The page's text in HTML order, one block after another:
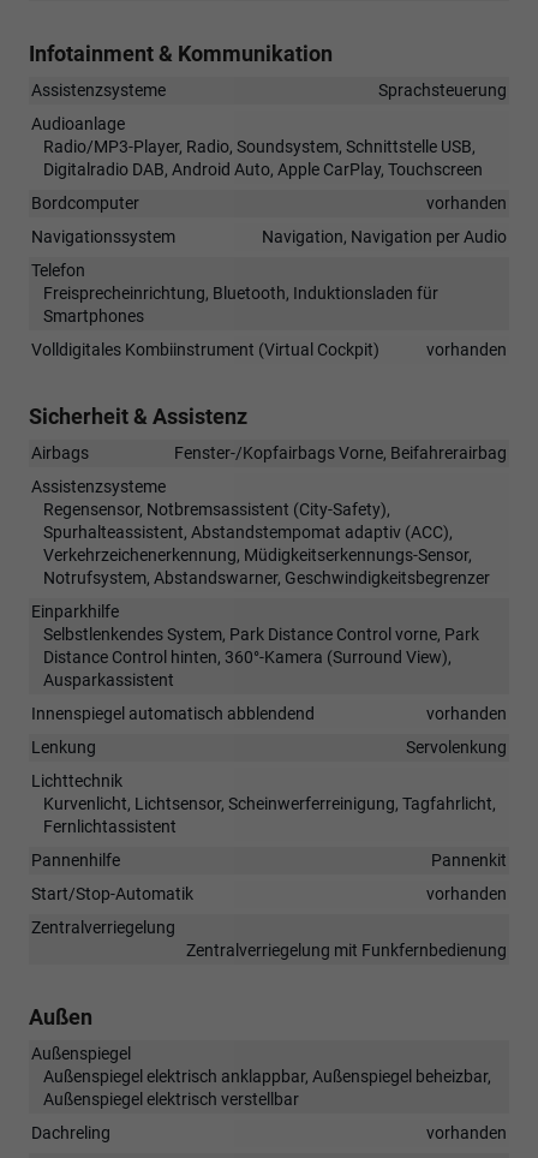
Infotainment & Kommunikation
Assistenzsysteme
Sprachsteuerung
Audioanlage
Radio/MP3-Player, Radio, Soundsystem, Schnittstelle USB,
Digitalradio DAB, Android Auto, Apple CarPlay, Touchscreen
Bordcomputer
vorhanden
Navigationssystem
Navigation, Navigation per Audio
Telefon
Freisprecheinrichtung, Bluetooth, Induktionsladen für
Smartphones
Volldigitales Kombiinstrument (Virtual Cockpit)
vorhanden
Sicherheit & Assistenz
Airbags
Fenster-/Kopfairbags Vorne, Beifahrerairbag
Assistenzsysteme
Regensensor, Notbremsassistent (City-Safety),
Spurhalteassistent, Abstandstempomat adaptiv (ACC),
Verkehrzeichenerkennung, Müdigkeitserkennungs-Sensor,
Notrufsystem, Abstandswarner, Geschwindigkeitsbegrenzer
Einparkhilfe
Selbstlenkendes System, Park Distance Control vorne, Park
Distance Control hinten, 360°-Kamera (Surround View),
Ausparkassistent
Innenspiegel automatisch abblendend
vorhanden
Lenkung
Servolenkung
Lichttechnik
Kurvenlicht, Lichtsensor, Scheinwerferreinigung, Tagfahrlicht,
Fernlichtassistent
Pannenhilfe
Pannenkit
Start/Stop-Automatik
vorhanden
Zentralverriegelung
Zentralverriegelung mit Funkfernbedienung
Außen
Außenspiegel
Außenspiegel elektrisch anklappbar, Außenspiegel beheizbar,
Außenspiegel elektrisch verstellbar
Dachreling
vorhanden